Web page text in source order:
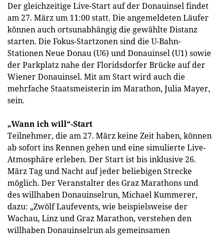
Der gleichzeitige Live-Start auf der Donauinsel findet
am 27. März um 11:00 statt. Die angemeldeten Läufer
können auch ortsunabhängig die gewählte Distanz
starten. Die Fokus-Startzonen sind die U-Bahn-
Stationen Neue Donau (U6) und Donauinsel (U1) sowie
der Parkplatz nahe der Floridsdorfer Brücke auf der
Wiener Donauinsel. Mit am Start wird auch die
mehrfache Staatsmeisterin im Marathon, Julia Mayer,
sein.
„Wann ich will“-Start
Teilnehmer, die am 27. März keine Zeit haben, können
ab sofort ins Rennen gehen und eine simulierte Live-
Atmosphäre erleben. Der Start ist bis inklusive 26.
März Tag und Nacht auf jeder beliebigen Strecke
möglich. Der Veranstalter des Graz Marathons und
des willhaben Donauinselrun, Michael Kummerer,
dazu: „Zwölf Laufevents, wie beispielsweise der
Wachau, Linz und Graz Marathon, verstehen den
willhaben Donauinselrun als gemeinsamen